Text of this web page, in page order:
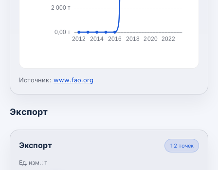
0,00 т
2 000 т
2012 2014 2016 2018 2020 2022
Источник: www.fao.org
Экспорт
Экспорт
Ед. изм.: т
12 точек